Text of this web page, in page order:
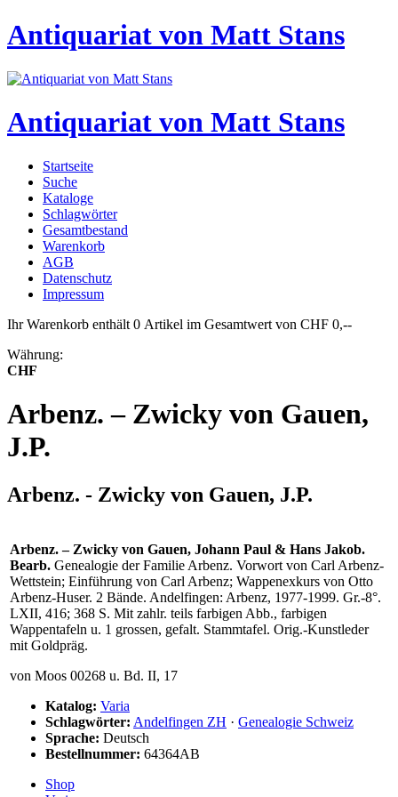
Antiquariat von Matt Stans
Antiquariat von Matt Stans
Startseite
Suche
Kataloge
Schlagwörter
Gesamtbestand
Warenkorb
AGB
Datenschutz
Impressum
Ihr Warenkorb enthält 0 Artikel im Gesamtwert von CHF 0,--
Währung:
CHF
Arbenz. – Zwicky von Gauen,
J.P.
Arbenz. - Zwicky von Gauen, J.P.
Arbenz. – Zwicky von Gauen, Johann Paul & Hans Jakob.
Bearb. Genealogie der Familie Arbenz. Vorwort von Carl Arbenz-
Wettstein; Einführung von Carl Arbenz; Wappenexkurs von Otto
Arbenz-Huser. 2 Bände. Andelfingen: Arbenz, 1977-1999. Gr.-8°.
LXII, 416; 368 S. Mit zahlr. teils farbigen Abb., farbigen
Wappentafeln u. 1 grossen, gefalt. Stammtafel. Orig.-Kunstleder
mit Goldpräg.
von Moos 00268 u. Bd. II, 17
Katalog: Varia
Schlagwörter: Andelfingen ZH · Genealogie Schweiz
Sprache: Deutsch
Bestellnummer: 64364AB
Shop